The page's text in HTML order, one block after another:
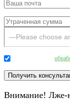
Внимание! Лже-